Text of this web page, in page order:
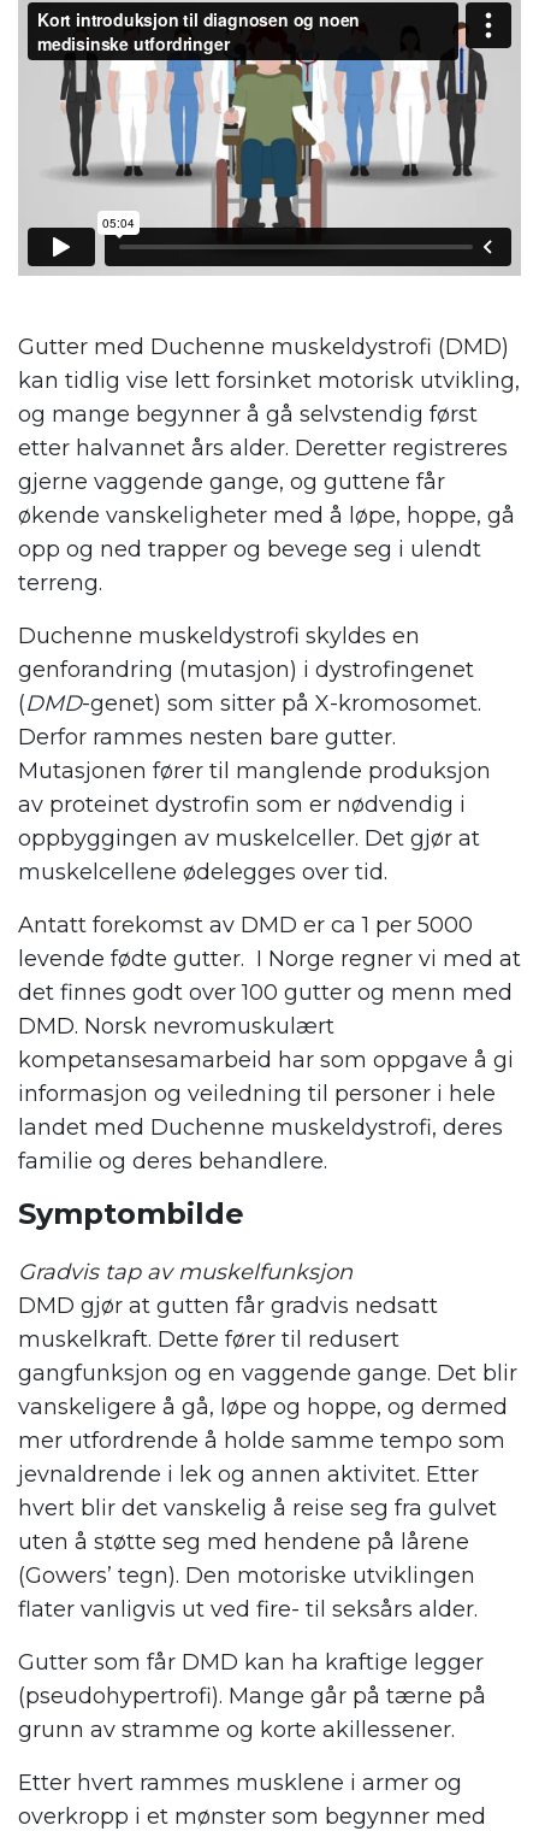
Gutter med Duchenne muskeldystrofi (DMD)
kan tidlig vise lett forsinket motorisk utvikling,
og mange begynner å gå selvstendig først
etter halvannet års alder. Deretter registreres
gjerne vaggende gange, og guttene får
økende vanskeligheter med å løpe, hoppe, gå
opp og ned trapper og bevege seg i ulendt
terreng.
Duchenne muskeldystrofi skyldes en
genforandring (mutasjon) i dystrofingenet
(DMD-genet) som sitter på X-kromosomet.
Derfor rammes nesten bare gutter.
Mutasjonen fører til manglende produksjon
av proteinet dystrofin som er nødvendig i
oppbyggingen av muskelceller. Det gjør at
muskelcellene ødelegges over tid.
Antatt forekomst av DMD er ca 1 per 5000
levende fødte gutter. I Norge regner vi med at
det finnes godt over 100 gutter og menn med
DMD. Norsk nevromuskulært
kompetansesamarbeid har som oppgave å gi
informasjon og veiledning til personer i hele
landet med Duchenne muskeldystrofi, deres
familie og deres behandlere.
Symptombilde
Gradvis tap av muskelfunksjon
DMD gjør at gutten får gradvis nedsatt
muskelkraft. Dette fører til redusert
gangfunksjon og en vaggende gange. Det blir
vanskeligere å gå, løpe og hoppe, og dermed
mer utfordrende å holde samme tempo som
jevnaldrende i lek og annen aktivitet. Etter
hvert blir det vanskelig å reise seg fra gulvet
uten å støtte seg med hendene på lårene
(Gowers’ tegn). Den motoriske utviklingen
flater vanligvis ut ved fire- til seksårs alder.
Gutter som får DMD kan ha kraftige legger
(pseudohypertrofi). Mange går på tærne på
grunn av stramme og korte akillessener.
Etter hvert rammes musklene i armer og
overkropp i et mønster som begynner med